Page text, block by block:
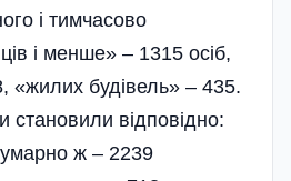
і тимчасово
і менше» – 1315 осіб,
«жилих буді­вель» – 435.
відповідно:
ж – 2239